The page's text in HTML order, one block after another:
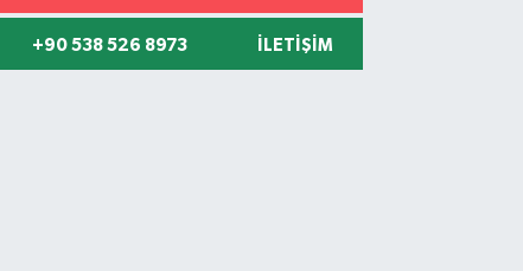
+90 538 526 8973 İLETIŞIM